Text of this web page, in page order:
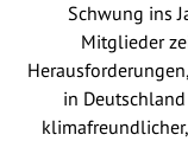
Schwung ins
Mitglieder
in